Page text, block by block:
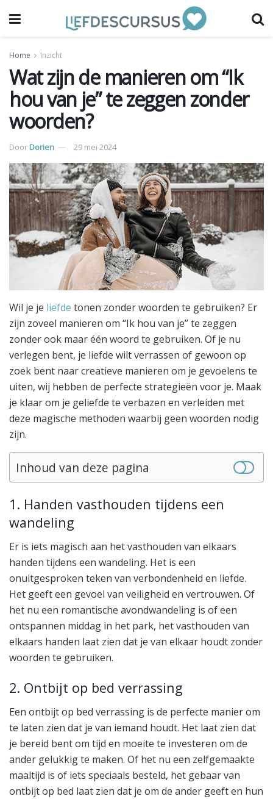
Home Inzicht
Wat zijn de manieren om “Ik
hou van je” te zeggen zonder
woorden?
DoorDorien 29 mei 2024
Wil je je liefde tonen zonder woorden te gebruiken? Er
zijn zoveel manieren om “Ik hou van je” te zeggen
zonder ook maar één woord te gebruiken. Of je nu
verlegen bent, je liefde wilt verrassen of gewoon op
zoek bent naar creatieve manieren om je gevoelens te
uiten, wij hebben de perfecte strategieën voor je. Maak
je klaar om je geliefde te verbazen en verleiden met
deze magische methoden waarbij geen woorden nodig
zijn.
Inhoud van deze pagina
1. Handen vasthouden tijdens een
wandeling
Er is iets magisch aan het vasthouden van elkaars
handen tijdens een wandeling. Het is een
onuitgesproken teken van verbondenheid en liefde.
Het geeft een gevoel van veiligheid en vertrouwen. Of
het nu een romantische avondwandeling is of een
ontspannen middag in het park, het vasthouden van
elkaars handen laat zien dat je van elkaar houdt zonder
woorden te gebruiken.
2. Ontbijt op bed verrassing
Een ontbijt op bed verrassing is de perfecte manier om
te laten zien dat je van iemand houdt. Het laat zien dat
je bereid bent om tijd en moeite te investeren om de
ander gelukkig te maken. Of het nu een zelfgemaakte
maaltijd is of iets speciaals besteld, het gebaar van
ontbijt op bed laat zien dat je om de ander geeft en hun